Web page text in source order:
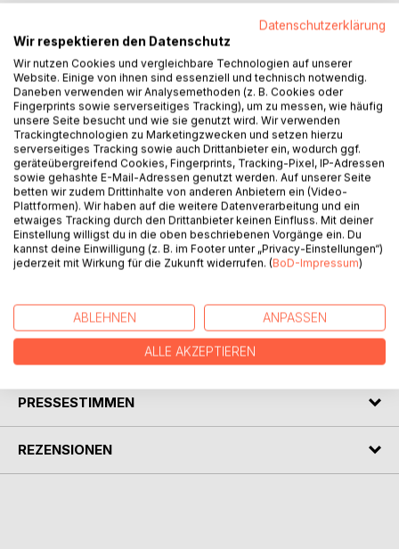
Der Autor nimmt die vielen Ängste und Unsicherheiten,
Inkompetenzen und
Lügen aufs Korn, die ihm in den letzten Wochen beim
Thema Corona
aufgefallen sind. Das Buch provoziert, reizt bewusst zum
Widerspruch -
setzt aber auch Impulse für mehr Mut und gründlicheres
Nachdenken.
Venedig zur Coronazeit
Komm in die Gondel
Mein Liebling sage nicht nein
wir werden die einzigen sein
PRESSESTIMMEN
REZENSIONEN
Datenschutzerklärung
Wir respektieren den Datenschutz
Wir nutzen Cookies und vergleichbare Technologien auf unserer
Website. Einige von ihnen sind essenziell und technisch notwendig.
Daneben verwenden wir Analysemethoden (z. B. Cookies oder
Fingerprints sowie serverseitiges Tracking), um zu messen, wie häufig
unsere Seite besucht und wie sie genutzt wird. Wir verwenden
Trackingtechnologien zu Marketingzwecken und setzen hierzu
serverseitiges Tracking sowie auch Drittanbieter ein, wodurch ggf.
geräteübergreifend Cookies, Fingerprints, Tracking-Pixel, IP-Adressen
sowie gehashte E-Mail-Adressen genutzt werden. Auf unserer Seite
betten wir zudem Drittinhalte von anderen Anbietern ein (Video-
Plattformen). Wir haben auf die weitere Datenverarbeitung und ein
etwaiges Tracking durch den Drittanbieter keinen Einfluss. Mit deiner
Einstellung willigst du in die oben beschriebenen Vorgänge ein. Du
kannst deine Einwilligung (z. B. im Footer unter „Privacy-Einstellungen“)
jederzeit mit Wirkung für die Zukunft widerrufen. (BoD-Impressum)
ABLEHNEN ANPASSEN
ALLE AKZEPTIEREN